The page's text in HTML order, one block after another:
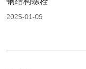
2025-01-09